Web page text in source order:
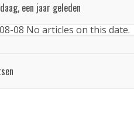
een jaar geleden
08 No articles on this date.